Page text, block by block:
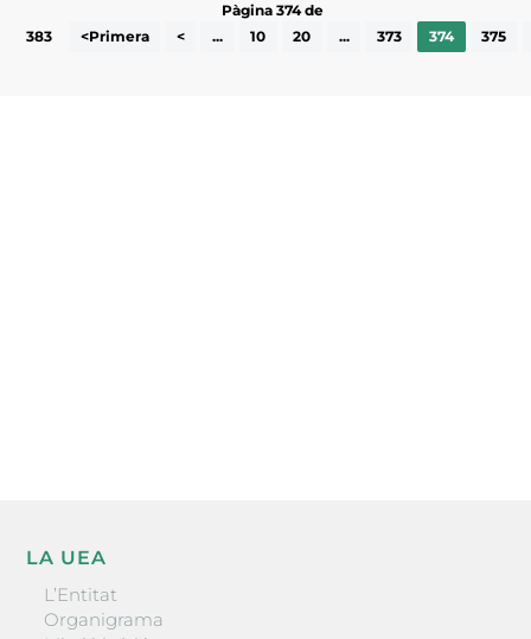
Pàgina 374 de
383
<Primera < ... 10 20 ... 373 374 375
LA UEA
L’Entitat
Organigrama